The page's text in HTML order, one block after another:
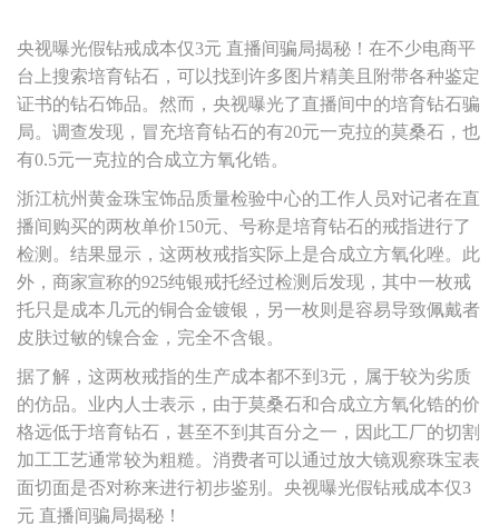
央视曝光假钻戒成本仅3元 直播间骗局揭秘！在不少电商平
台上搜索培育钻石，可以找到许多图片精美且附带各种鉴定
证书的钻石饰品。然而，央视曝光了直播间中的培育钻石骗
局。调查发现，冒充培育钻石的有20元一克拉的莫桑石，也
有0.5元一克拉的合成立方氧化锆。
浙江杭州黄金珠宝饰品质量检验中心的工作人员对记者在直
播间购买的两枚单价150元、号称是培育钻石的戒指进行了
检测。结果显示，这两枚戒指实际上是合成立方氧化唑。此
外，商家宣称的925纯银戒托经过检测后发现，其中一枚戒
托只是成本几元的铜合金镀银，另一枚则是容易导致佩戴者
皮肤过敏的镍合金，完全不含银。
据了解，这两枚戒指的生产成本都不到3元，属于较为劣质
的仿品。业内人士表示，由于莫桑石和合成立方氧化锆的价
格远低于培育钻石，甚至不到其百分之一，因此工厂的切割
加工工艺通常较为粗糙。消费者可以通过放大镜观察珠宝表
面切面是否对称来进行初步鉴别。央视曝光假钻戒成本仅3
元 直播间骗局揭秘！